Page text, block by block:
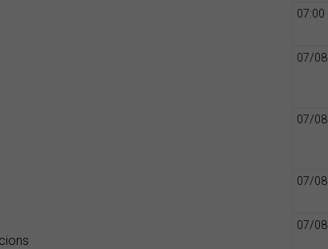
07:00
07/08
07/08
07/08
07/08